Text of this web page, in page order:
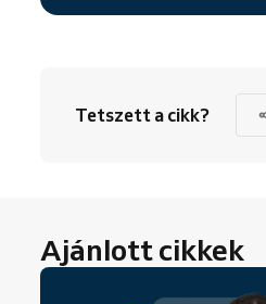
Tetszett a cikk?
Ajánlott cikkek